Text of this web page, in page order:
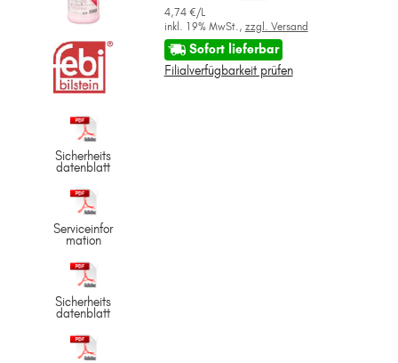
Sicherheits
datenblatt
Serviceinfor
mation
Sicherheits
datenblatt
4,74 €/L
inkl. 19% MwSt., zzgl. Versand
Sofort lieferbar
Filialverfügbarkeit prüfen